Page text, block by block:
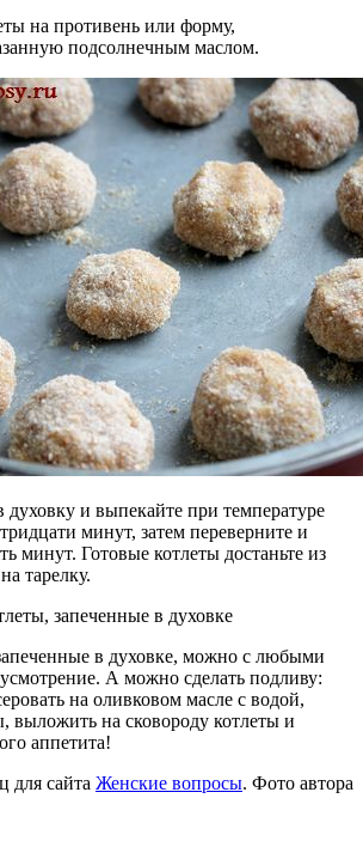
на противень или форму,
подсолнечным маслом.
духовку и выпекайте при температуре
минут, затем переверните и
минут. Готовые котлеты достаньте из
тарелку.
в духовке, можно с любыми
А можно сделать подливу:
на оливковом масле с водой,
выложить на сковороду котлеты и
аппетита!
для сайта Женские вопросы. Фото автора